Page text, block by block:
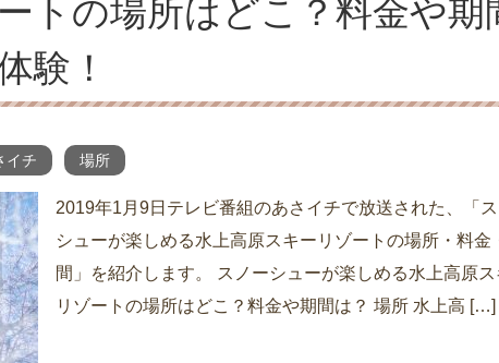
トの場所はどこ？料金や期
験！
イチ 場所
2019年1月9日テレビ番組のあさイチで放送された、「
シューが楽しめる水上高原スキーリゾートの場所・料金
間」を紹介します。 スノーシューが楽しめる水上高原ス
リゾートの場所はどこ？料金や期間は？ 場所 水上高 […]